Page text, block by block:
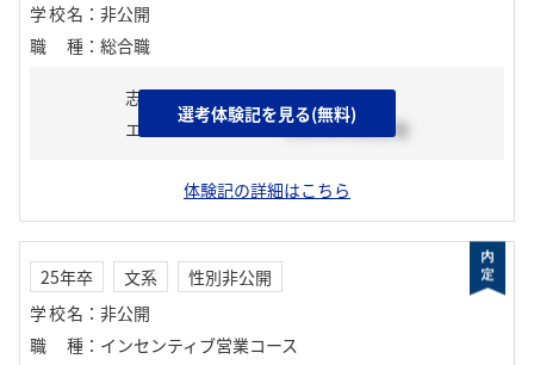
学校名 ： 非公開
職種 ： 総合職
志望動機
エントリーシート
2024年03月上旬
体験記の詳細はこちら
選考体験記を見る(無料)
25年卒 文系
性別非公開
学校名 ： 非公開
職種 ： インセンティブ営業コース